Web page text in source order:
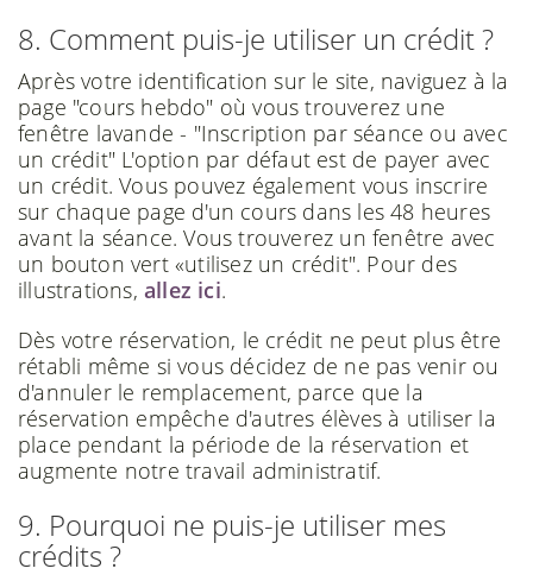
8. Comment puis-je utiliser un crédit ?
Après votre identification sur le site, naviguez à la
page "cours hebdo" où vous trouverez une
fenêtre lavande - "Inscription par séance ou avec
un crédit" L'option par défaut est de payer avec
un crédit. Vous pouvez également vous inscrire
sur chaque page d'un cours dans les 48 heures
avant la séance. Vous trouverez un fenêtre avec
un bouton vert «utilisez un crédit". Pour des
illustrations, allez ici.
Dès votre réservation, le crédit ne peut plus être
rétabli même si vous décidez de ne pas venir ou
d'annuler le remplacement, parce que la
réservation empêche d'autres élèves à utiliser la
place pendant la période de la réservation et
augmente notre travail administratif.
9. Pourquoi ne puis-je utiliser mes
crédits ?